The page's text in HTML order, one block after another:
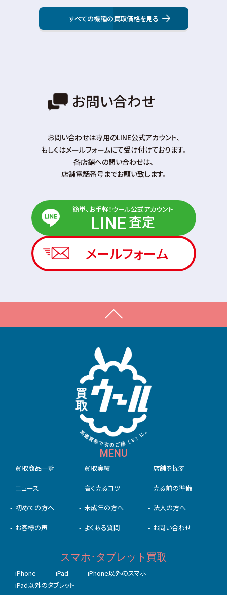
すべての機種の買取価格を見る
お問い合わせ
お問い合わせは専⽤のLINE公式アカウント、
もしくはメールフォームにて受け付けております。
各店舗への問い合わせは、
店舗電話番号までお願い致します。
簡単、お手軽！ウール公式アカウント
LINE査定
メールフォーム
MENU
買取商品一覧 買取実績 店舗を探す
ニュース 高く売るコツ 売る前の準備
初めての⽅へ 未成年の⽅へ 法人の方へ
お客様の声 よくある質問 お問い合わせ
スマホ･タブレット買取
iPhone iPad
iPhone以外のスマホ
iPad以外のタブレット